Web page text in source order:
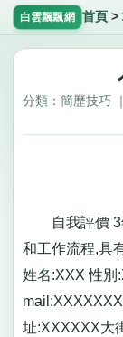
白雲飄飄網 首頁 >
分類：簡歷技巧
自我評價 3
和工作流程,具
姓名:XXX 性
址:XXXXXX